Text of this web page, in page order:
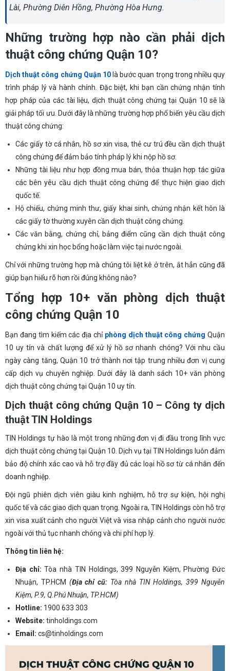
Lài, Phường Diên Hồng, Phường Hòa Hưng.
Những trường hợp nào cần phải dịch
thuật công chứng Quận 10?
Dịch thuật công chứng Quận 10là bước quan trọng trong nhiều quy
trình pháp lý và hành chính. Đặc biệt, khi bạn cần chứng nhận tính
hợp pháp của các tài liệu, dịch thuật công chứng tại Quận 10 sẽ là
giải pháp tối ưu. Dưới đây là những trường hợp phổ biến yêu cầu dịch
thuật công chứng:
Các giấy tờ cá nhân, hồ sơ xin visa, thẻ cư trú đều cần dịch thuật
công chứng để đảm bảo tính pháp lý khi nộp hồ sơ.
Những tài liệu như hợp đồng mua bán, thỏa thuận hợp tác giữa
các bên yêu cầu dịch thuật công chứng để thực hiện giao dịch
quốc tế.
Hộ chiếu, chứng minh thư, giấy khai sinh, chứng nhận kết hôn là
các giấy tờ thường xuyên cần dịch thuật công chứng.
Các văn bằng, chứng chỉ, bảng điểm cũng cần dịch thuật công
chứng khi xin học bổng hoặc làm việc tại nước ngoài.
Chỉ với những trường hợp mà chúng tôi liệt kê ở trên, ắt hẳn cũng đã
giúp bạn hiểu rõ hơn rồi đúng không nào?
Tổng hợp 10+ văn phòng dịch thuật
công chứng Quận 10
Bạn đang tìm kiếm các địa chỉ phòng dịch thuật công chứng Quận
10 uy tín và chất lượng để xử lý hồ sơ nhanh chóng? Với nhu cầu
ngày càng tăng, Quận 10 trở thành nơi tập trung nhiều đơn vị cung
cấp dịch vụ chuyên nghiệp. Dưới đây là danh sách 10+ văn phòng
dịch thuật công chứng tại Quận 10 uy tín.
Dịch thuật công chứng Quận 10 – Công ty dịch
thuật TIN Holdings
TIN Holdings tự hào là một trong những đơn vị đi đầu trong lĩnh vực
dịch thuật công chứng tại Quận 10. Dịch vụ tại TIN Holdings luôn đảm
bảo độ chính xác cao và hỗ trợ đầy đủ các loại hồ sơ từ cá nhân đến
doanh nghiệp.
Đội ngũ phiên dịch viên giàu kinh nghiệm, hỗ trợ sự kiện, hội nghị
quốc tế và các giao dịch quan trọng. Ngoài ra, TIN Holdings còn hỗ trợ
xin visa xuất cảnh cho người Việt và visa nhập cảnh cho người nước
ngoài với thủ tục nhanh chóng và chi phí hợp lý.
Thông tin liên hệ:
Địa chỉ: Tòa nhà TIN Holdings, 399 Nguyễn Kiệm, Phường Đức
Nhuận, TP.HCM (Địa chỉ cũ: Tòa nhà TIN Holdings, 399 Nguyễn
Kiệm, P.9, Q.Phú Nhuận, TP.HCM)
Hotline: 1900 633 303
Website: tinholdings.com
Email: cs@tinholdings.com